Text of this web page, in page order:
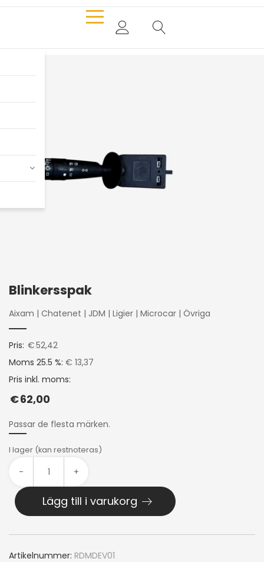
Blinkersspak
Aixam | Chatenet | JDM | Ligier | Microcar | Övriga
Pris: €52,42
Moms 25.5 %: € 13,37
Pris inkl. moms:
€62,00
Passar de flesta märken.
I lager (kan restnoteras)
- +
Lägg till i varukorg
Artikelnummer: RDMDEV01